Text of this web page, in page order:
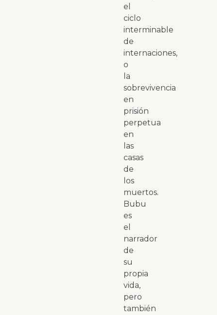
el
ciclo
interminable
de
internaciones,
o
la
sobrevivencia
en
prisión
perpetua
en
las
casas
de
los
muertos.
Bubu
es
el
narrador
de
su
propia
vida,
pero
también